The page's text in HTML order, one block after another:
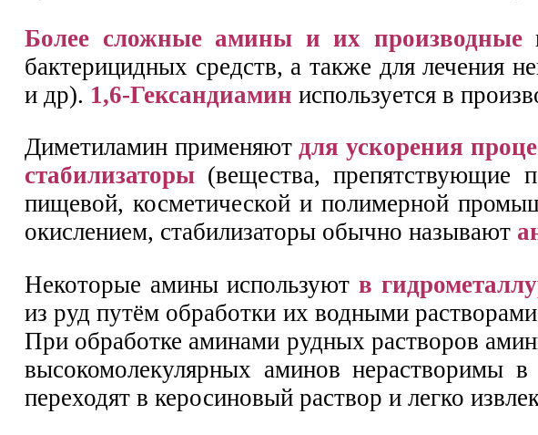
Более сложные амины и их производные
бактерицидных средств, а также для лечения
и др). 1,6-Гександиамин используется в
Диметиламин применяютдля ускорения
стабилизаторы (вещества, препятствующие
пищевой, косметической и полимерной
окислением, стабилизаторы обычно называют
Некоторые амины используют в
из руд путём обработки их водными
При обработке аминами рудных растворов
высокомолекулярных аминов нерастворимы
переходят в керосиновый раствор и легко